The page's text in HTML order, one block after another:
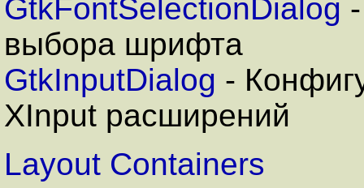
GtkFontSelectionDialog
выбора шрифта
GtkInputDialog -
XInput расширений
Layout Containers